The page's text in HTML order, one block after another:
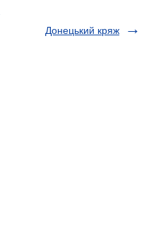
Донецький кряж